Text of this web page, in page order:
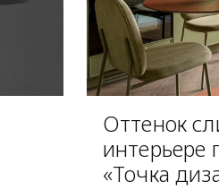
Оттенок
интерьере
«Точка